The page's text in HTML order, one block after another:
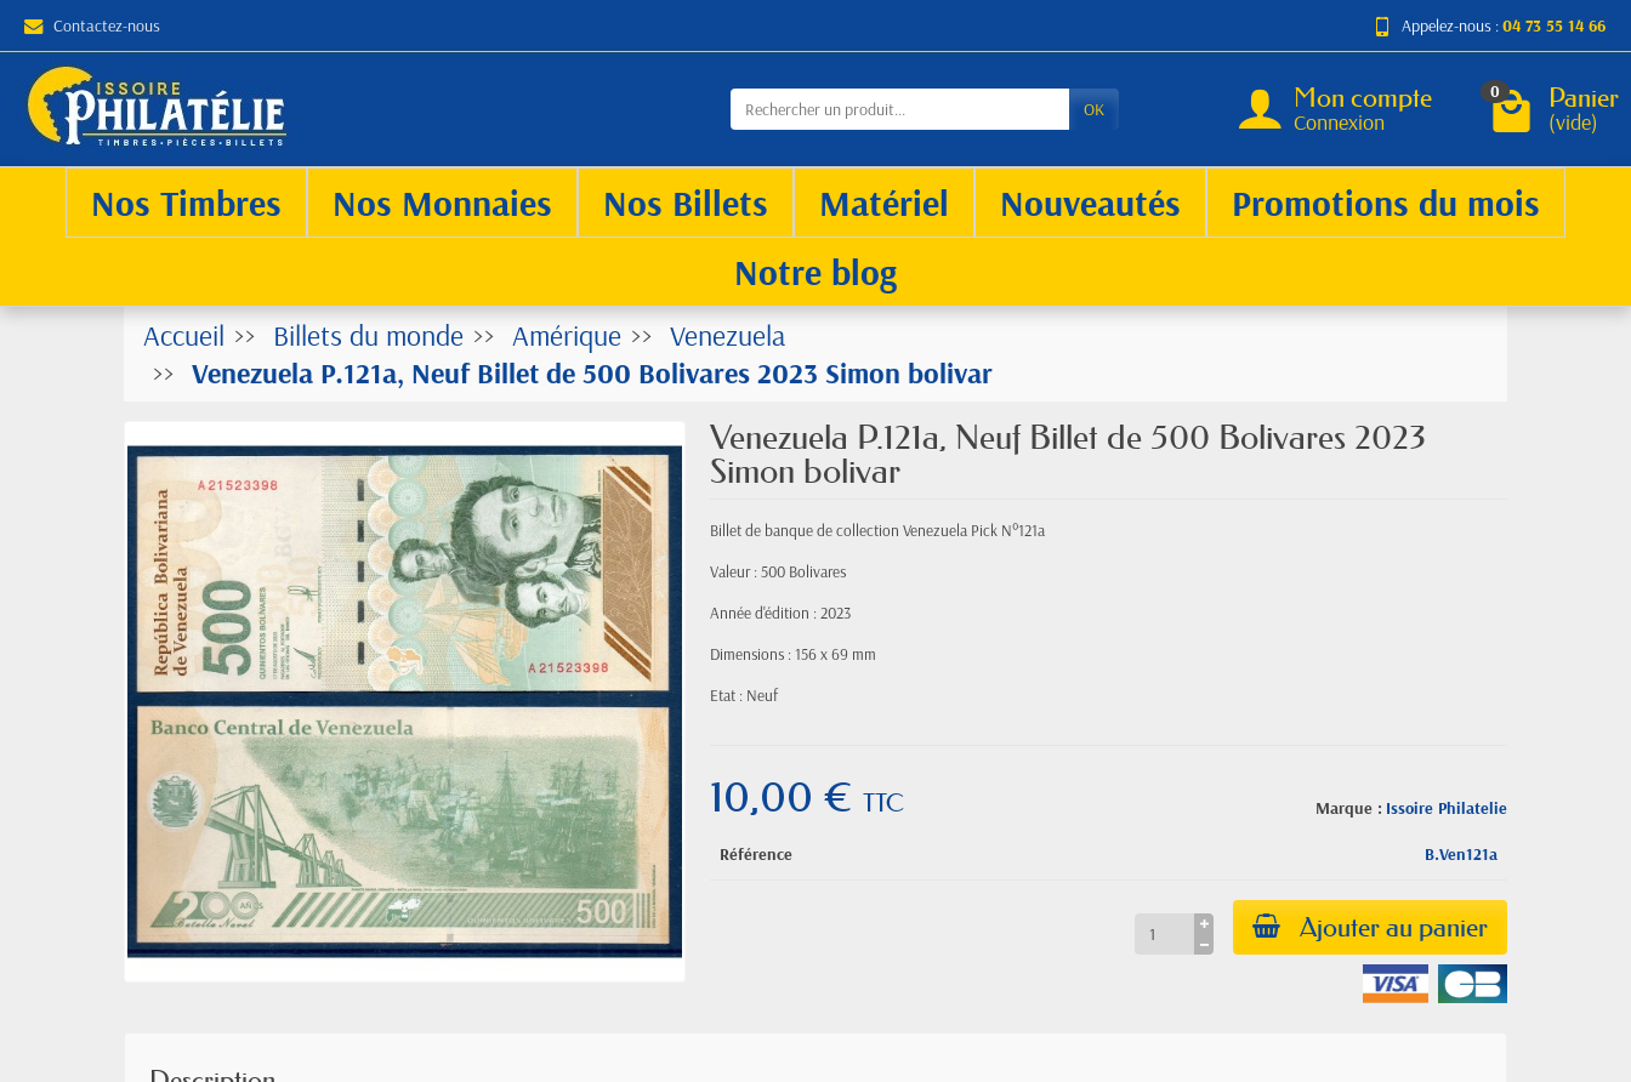
Contactez-nous Appelez-nous :04 73 55 14 66
OK Mon compte
Connexion
0 Panier
(vide)
Nos Timbres Nos Monnaies Nos Billets Matériel Nouveautés
Promotions du mois
Notre blog
Accueil Billets du monde Amérique
Venezuela
Venezuela P.121a, Neuf Billet de 500 Bolivares 2023 Simon bolivar
Venezuela P.121a, Neuf Billet de 500 Bolivares 2023
Simon bolivar
Billet de banque de collection Venezuela Pick N°121a
Valeur : 500 Bolivares
Année d'édition : 2023
Dimensions : 156 x 69 mm
Etat : Neuf
Marque : Issoire Philatelie
10,00 €TTC
Référence B.Ven121a
Ajouter au panier